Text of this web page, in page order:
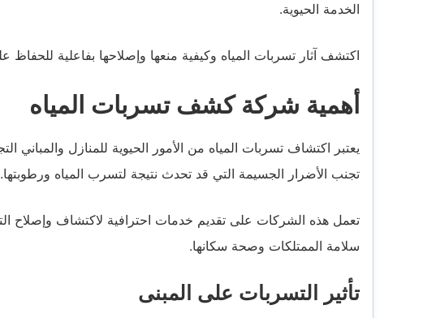
الخدمة الحيوية.
اكتشف آثار تسربات المياه وكيفية منعها وإصلاحها بفاعلية
أهمية شركة كشف تسربات المياه
يعتبر اكتشاف تسربات المياه من الأمور الحيوية للمنازل
تجنب الأضرار الجسيمة التي قد تحدث نتيجة لتسرب المياه ورطوبتها.
تعمل هذه الشركات على تقديم خدمات احترافية لاكتشاف وإصلاح
سلامة الممتلكات وصحة سكانها.
تأثير التسربات على المبنى